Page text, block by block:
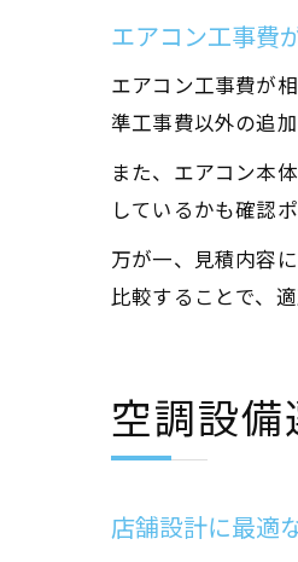
エアコン工事費
エアコン工事費が
準工事費以外の追
また、エアコン本
しているかも確認
万が一、見積内容
比較することで、
空調設
店舗設計に最適